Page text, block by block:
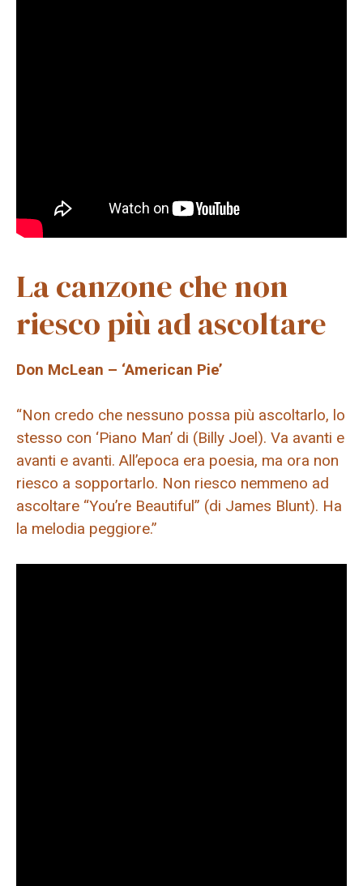
La canzone che non
riesco più ad ascoltare
Don McLean – ‘American Pie’
“Non credo che nessuno possa più ascoltarlo, lo
stesso con ‘Piano Man’ di (Billy Joel). Va avanti e
avanti e avanti. All’epoca era poesia, ma ora non
riesco a sopportarlo. Non riesco nemmeno ad
ascoltare “You’re Beautiful” (di James Blunt). Ha
la melodia peggiore.”